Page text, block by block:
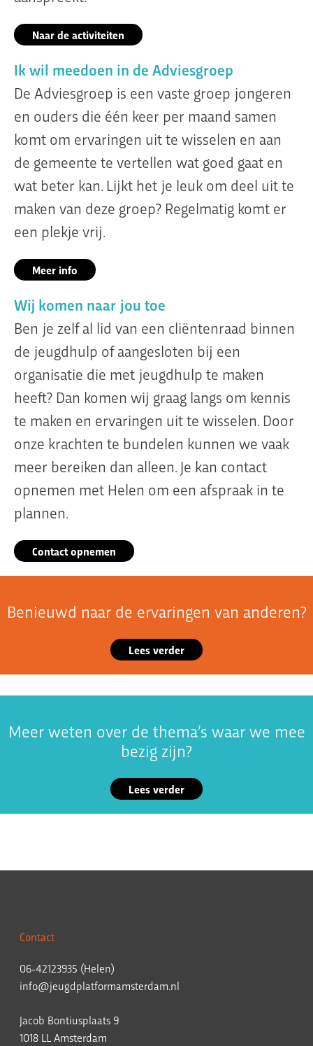
Naar de activiteiten
Ik wil meedoen in de Adviesgroep
De Adviesgroep is een vaste groep jongeren
en ouders die één keer per maand samen
komt om ervaringen uit te wisselen en aan
de gemeente te vertellen wat goed gaat en
wat beter kan. Lijkt het je leuk om deel uit te
maken van deze groep? Regelmatig komt er
een plekje vrij.
Meer info
Wij komen naar jou toe
Ben je zelf al lid van een cliëntenraad binnen
de jeugdhulp of aangesloten bij een
organisatie die met jeugdhulp te maken
heeft? Dan komen wij graag langs om kennis
te maken en ervaringen uit te wisselen. Door
onze krachten te bundelen kunnen we vaak
meer bereiken dan alleen. Je kan contact
opnemen met Helen om een afspraak in te
plannen.
Contact opnemen
Benieuwd naar de ervaringen van anderen?
Lees verder
Meer weten over de thema’s waar we mee
bezig zijn?
Lees verder
Contact
06-42123935 (Helen)
info@jeugdplatformamsterdam.nl
Jacob Bontiusplaats 9
1018 LL Amsterdam